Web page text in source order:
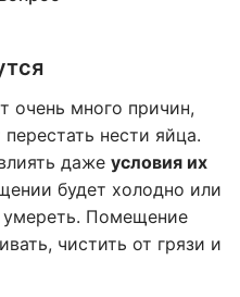
очень много причин,
нести яйца.
даже условия их
будет холодно или
Помещение
чистить от грязи и